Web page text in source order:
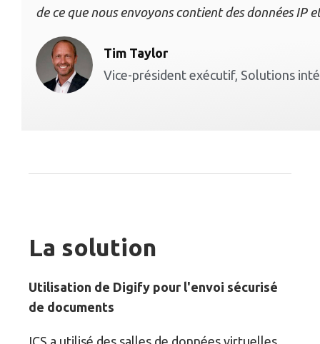
de ce que nous envoyons contient des données IP
Tim Taylor
Vice-président exécutif, Solutions
La solution
Utilisation de Digify pour l'envoi sécurisé
de documents